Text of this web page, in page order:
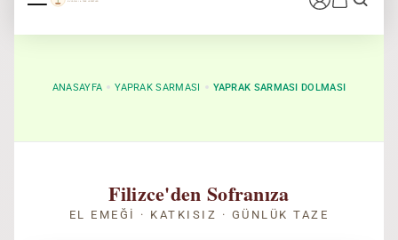
ANASAYFA YAPRAK SARMASI YAPRAK SARMASI DOLMASI
Filizce'den Sofranıza
EL EMEĞI · KATKISIZ · GÜNLÜK TAZE